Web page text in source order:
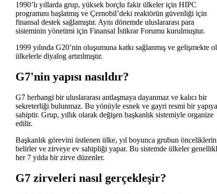
1990’lı yıllarda grup, yüksek borçlu fakir ülkeler için HIPC
programını başlatmış ve Çernobil’deki reaktörün güvenliği için
finansal destek sağlamıştır. Aynı dönemde uluslararası para
sisteminin yönetimi için Finansal İstikrar Forumu kurulmuştur.
1999 yılında G20’nin oluşumuna katkı sağlanmış ve gelişmekte
ülkelerle diyalog artırılmıştır.
G7'nin yapısı nasıldır?
G7 herhangi bir uluslararası antlaşmaya dayanmaz ve kalıcı bir
sekreterliği bulunmaz. Bu yönüyle esnek ve gayri resmi bir yapıya
sahiptir. Grup, yıllık olarak değişen başkanlık sistemiyle organize
edilir.
Başkanlık görevini üstlenen ülke, yıl boyunca grubun
belirler ve zirveye ev sahipliği yapar. Bu sistemde ülkeler
her 7 yılda bir zirve düzenler.
G7 zirveleri nasıl gerçekleşir?